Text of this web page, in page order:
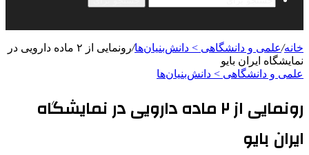
خانه/علمی‌ و دانشگاهی > دانش‌بنیان‌ها/
رونمایی از ۲ ماده دارویی در
نمایشگاه ایران بایو
علمی‌ و دانشگاهی > دانش‌بنیان‌ها
رونمایی از ۲ ماده دارویی در نمایشگاه
ایران بایو